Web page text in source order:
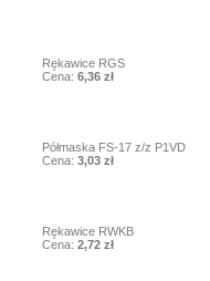
Rękawice RGS
Cena: 6,36 zł
Półmaska FS-17 z/z P1VD
Cena: 3,03 zł
Rękawice RWKB
Cena: 2,72 zł